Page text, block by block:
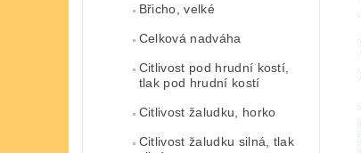
Břicho, velké
Celková nadváha
Citlivost pod hrudní kostí,
tlak pod hrudní kostí
Citlivost žaludku, horko
Citlivost žaludku silná, tlak